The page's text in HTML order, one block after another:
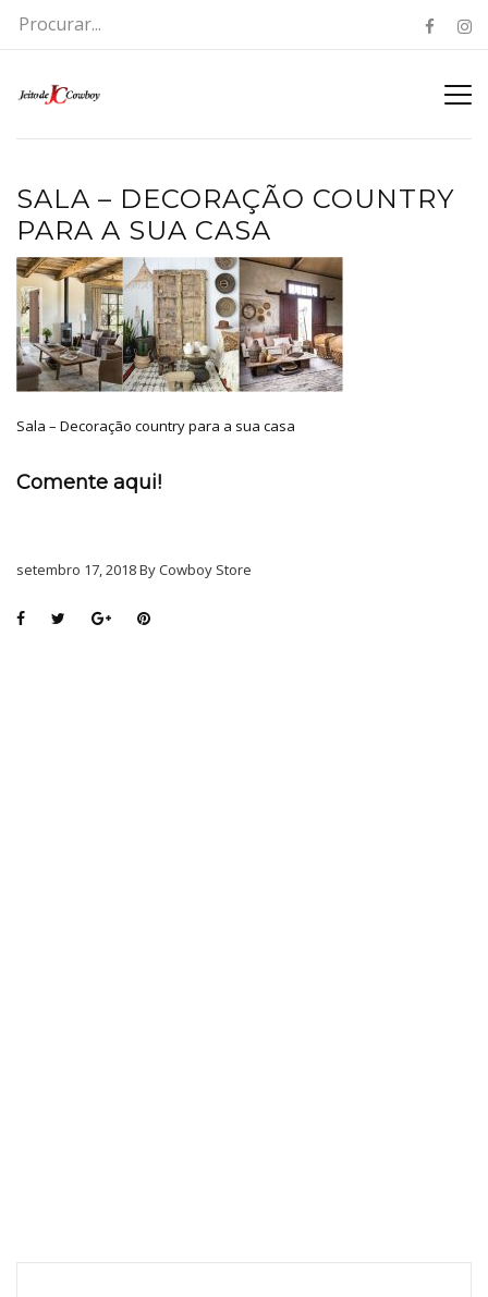
SALA – DECORAÇÃO COUNTRY
PARA A SUA CASA
Sala – Decoração country para a sua casa
Comente aqui!
setembro 17, 2018 By Cowboy Store